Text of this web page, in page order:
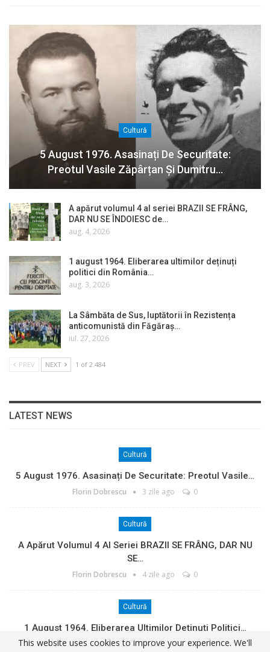
Cultură
5 August 1976. Asasinați De Securitate:
Preotul Vasile Zăpârțan Și Dumitru…
A apărut volumul 4 al seriei BRAZII SE FRÂNG,
DAR NU SE ÎNDOIESC de…
aug. 4, 2026
1 august 1964. Eliberarea ultimilor deținuți
politici din România…
aug. 3, 2026
La Sâmbăta de Sus, luptătorii în Rezistența
anticomunistă din Făgăraș…
iul. 27, 2026
PREV NEXT 1 of 2.484
LATEST NEWS
Cultură
5 August 1976. Asasinați De Securitate: Preotul Vasile…
Florin Dobrescu 3 zile ago 0
Cultură
A Apărut Volumul 4 Al Seriei BRAZII SE FRÂNG, DAR NU
SE…
Florin Dobrescu 4 zile ago 0
Cultură
1 August 1964. Eliberarea Ultimilor Deținuți Politici…
Florin Dobrescu 5 zile ago 0
This website uses cookies to improve your experience. We'll